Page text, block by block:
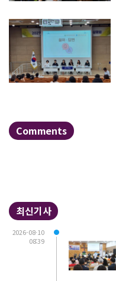
Comments
최신기사
2026-08-10
08:39